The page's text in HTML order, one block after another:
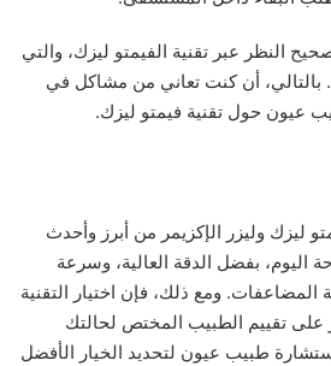
النظر عبر تقنية الفيمتو ليزك، والتي
أن كنت تعاني من مشاكل في
عيون حول تقنية فيمتو ليزك.
ليزك وليزر الإكزيمر من أبرز وأحدث
اليوم، بفضل الدقة العالية، وسرعة
المضاعفات. ومع ذلك، فإن اختيار التقنية
على تقييم الطبيب المختص لحالتك
طبيب عيون لتحديد الخيار الأفضل